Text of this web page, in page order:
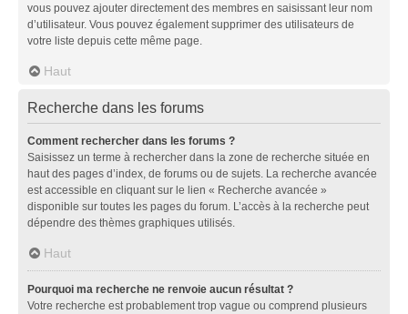
vous pouvez ajouter directement des membres en saisissant leur nom
d’utilisateur. Vous pouvez également supprimer des utilisateurs de
votre liste depuis cette même page.
Haut
Recherche dans les forums
Comment rechercher dans les forums ?
Saisissez un terme à rechercher dans la zone de recherche située en
haut des pages d’index, de forums ou de sujets. La recherche avancée
est accessible en cliquant sur le lien « Recherche avancée »
disponible sur toutes les pages du forum. L’accès à la recherche peut
dépendre des thèmes graphiques utilisés.
Haut
Pourquoi ma recherche ne renvoie aucun résultat ?
Votre recherche est probablement trop vague ou comprend plusieurs